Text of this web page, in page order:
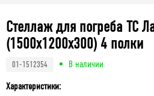
Стеллаж для погреба ТС
(1500x1200x300) 4 полки
01-1512354
В наличии
Характеристики: